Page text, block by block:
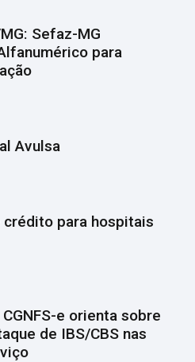
Sefaz-MG
para
Avulsa
crédito para hospitais
e orienta sobre
de IBS/CBS nas